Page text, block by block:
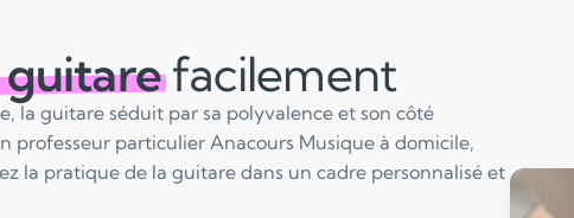
guitarefacilement
la guitare séduit par sa polyvalence et son côté
professeur particulier Anacours Musique à domicile,
la pratique de la guitare dans un cadre personnalisé et